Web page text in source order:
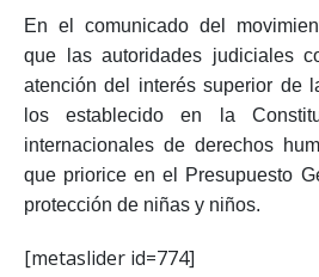
En el comunicado del
que las autoridades judiciales
atención del interés superior de
los establecido en la
internacionales de derechos
que priorice en el Presupuesto
protección de niñas y niños.
[metaslider id=774]